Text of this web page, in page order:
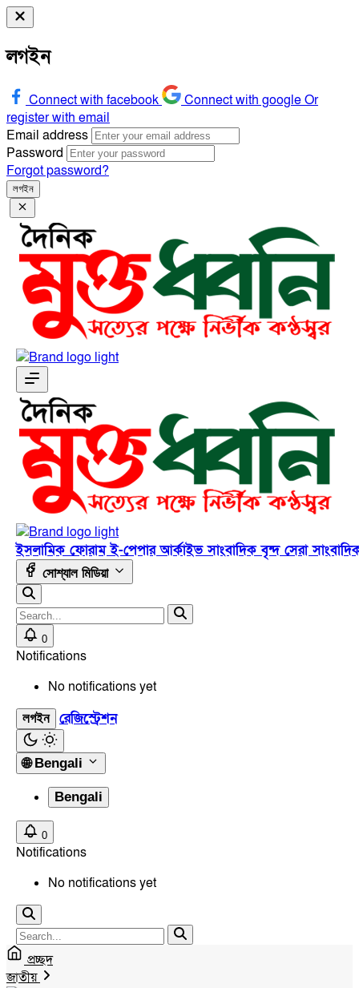
লগইন
Connect with facebook Connect with googleOr
register with email
Email address
Password
Forgot password?
লগইন
ইসলামিক ফোরামই-পেপারআর্কাইভসাংবাদিক বৃন্দসেরা
সোশ্যাল মিডিয়া
0
Notifications
No notifications yet
লগইন রেজিস্ট্রেশন
🌐 Bengali
Bengali
0
Notifications
No notifications yet
প্রচ্ছদ
জাতীয়